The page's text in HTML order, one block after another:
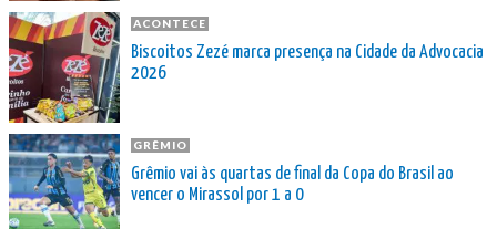
ACONTECE
Biscoitos Zezé marca presença na Cidade da Advocacia
2026
GRÊMIO
Grêmio vai às quartas de final da Copa do Brasil ao
vencer o Mirassol por 1 a 0